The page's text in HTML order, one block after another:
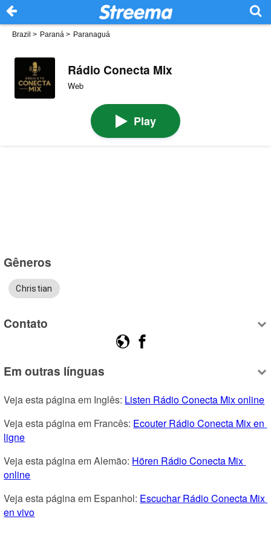
Brazil > Paraná > Paranaguá
Rádio Conecta Mix
Web
Play
Gêneros
Christian
Contato
Em outras línguas
Veja esta página em Inglês: Listen Rádio Conecta Mix online
Veja esta página em Francês: Ecouter Rádio Conecta Mix en
ligne
Veja esta página em Alemão: Hören Rádio Conecta Mix
online
Veja esta página em Espanhol: Escuchar Rádio Conecta Mix
en vivo